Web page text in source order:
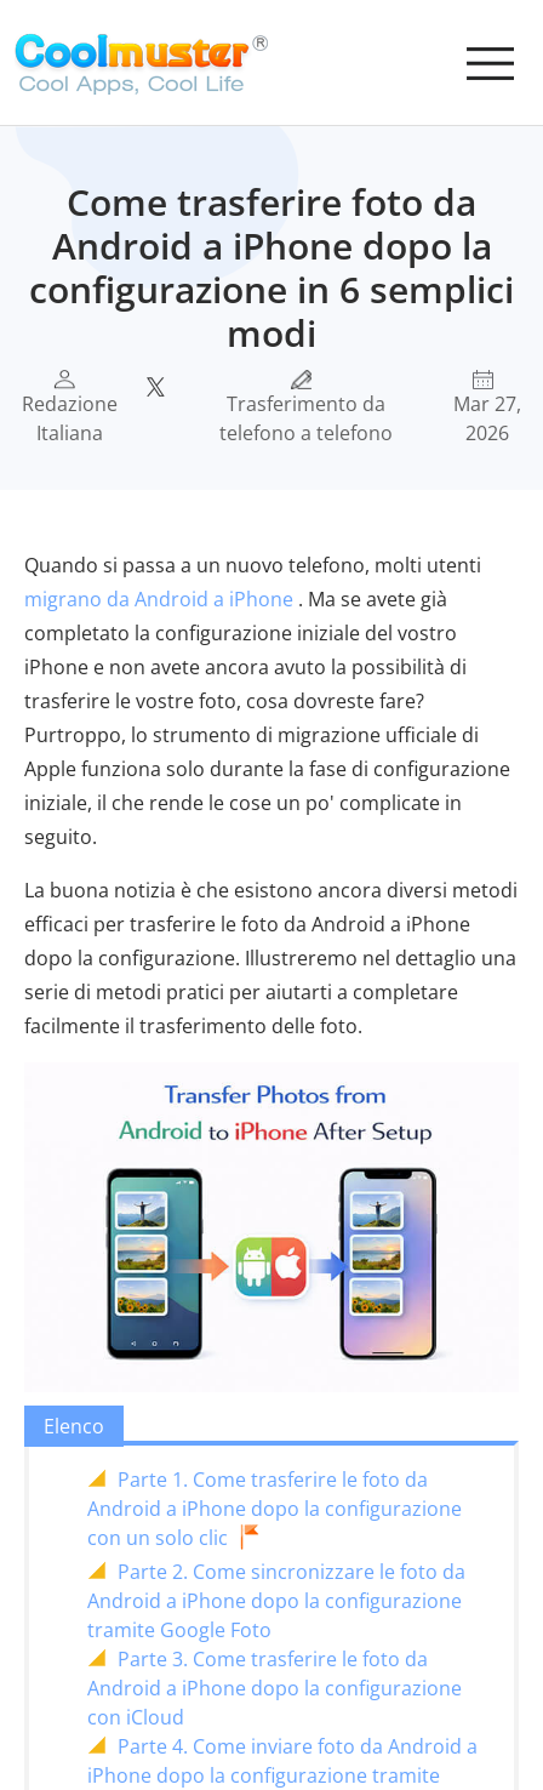
Come trasferire foto da
Android a iPhone dopo la
configurazione in 6 semplici
modi
Redazione
Italiana
Trasferimento da
telefono a telefono
Mar 27,
2026
Quando si passa a un nuovo telefono, molti utenti
migrano da Android a iPhone . Ma se avete già
completato la configurazione iniziale del vostro
iPhone e non avete ancora avuto la possibilità di
trasferire le vostre foto, cosa dovreste fare?
Purtroppo, lo strumento di migrazione ufficiale di
Apple funziona solo durante la fase di configurazione
iniziale, il che rende le cose un po' complicate in
seguito.
La buona notizia è che esistono ancora diversi metodi
efficaci per trasferire le foto da Android a iPhone
dopo la configurazione. Illustreremo nel dettaglio una
serie di metodi pratici per aiutarti a completare
facilmente il trasferimento delle foto.
Elenco
Parte 1. Come trasferire le foto da
Android a iPhone dopo la configurazione
con un solo clic
Parte 2. Come sincronizzare le foto da
Android a iPhone dopo la configurazione
tramite Google Foto
Parte 3. Come trasferire le foto da
Android a iPhone dopo la configurazione
con iCloud
Parte 4. Come inviare foto da Android a
iPhone dopo la configurazione tramite